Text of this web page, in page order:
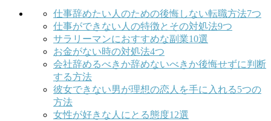
仕事辞めたい人のための後悔しない転職方法7つ
仕事ができない人の特徴とその対処法9つ
サラリーマンにおすすめな副業10選
お金がない時の対処法4つ
会社辞めるべきか辞めないべきか後悔せずに判断
する方法
彼女できない男が理想の恋人を手に入れる5つの
方法
女性が好きな人にとる態度12選